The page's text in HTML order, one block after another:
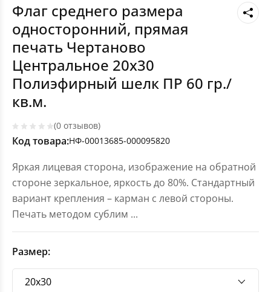
Флаг среднего размера
односторонний, прямая
печать Чертаново
Центральное 20х30
Полиэфирный шелк ПР 60 гр./
кв.м.
(0 отзывов)
Код товара:НФ-00013685-000095820
Яркая лицевая сторона, изображение на обратной
стороне зеркальное, яркость до 80%. Стандартный
вариант крепления – карман с левой стороны.
Печать методом сублим ...
Размер: